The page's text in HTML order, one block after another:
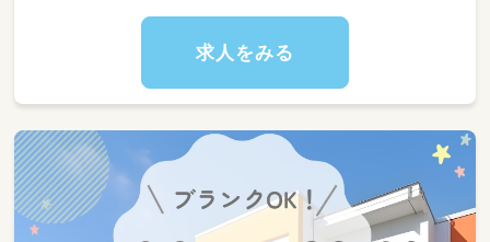
18:00～19:00 記録
19:00 退勤
◆常勤の一日の業務（土・祝日・長期休暇）◆ 一
日2ケース（個別1・小集団1）の場合
8:30 出勤
8:30～9:00 モーニングミーティング
した時間を過ごせる空間づくりを一緒に進めて
いただきたいと思っています！
【仕事内容の一例】
グ、支援準備
・日々の様子の記録
・見守り、声掛け
・保護者の対応
└保護者からの相談対応、不安や悩みを受け
求人をみる